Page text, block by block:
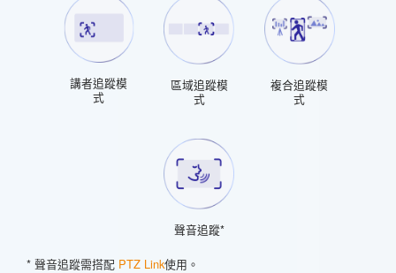
講者追蹤模
式
區域追蹤模
式
複合追蹤模
式
聲音追蹤*
* 聲音追蹤需搭配 PTZ Link使用。